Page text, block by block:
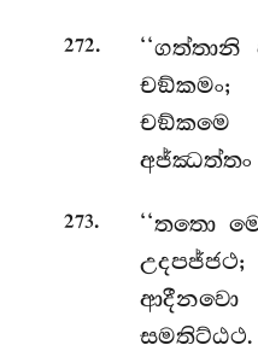
272.
චඞ්කමං;
අජ්ඣත්තං
273.
‘‘තතො
උදපජ්ජථ;
සමතිට්ඨථ.